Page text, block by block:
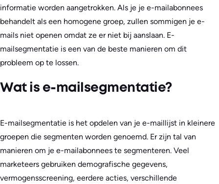
informatie worden aangetrokken. Als je je e-mailabonnees
behandelt als een homogene groep, zullen sommigen je e-
mails niet openen omdat ze er niet bij aanslaan. E-
mailsegmentatie is een van de beste manieren om dit
probleem op te lossen.
Wat is e-mailsegmentatie?
E-mailsegmentatie is het opdelen van je e-maillijst in kleinere
groepen die segmenten worden genoemd. Er zijn tal van
manieren om je e-mailabonnees te segmenteren. Veel
marketeers gebruiken demografische gegevens,
vermogensscreening, eerdere acties, verschillende